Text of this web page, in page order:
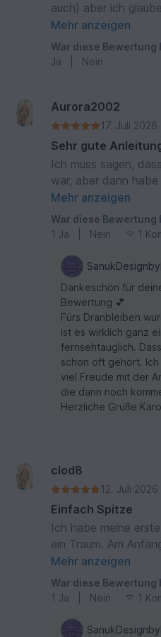
auch) aber ich
video dann
schon 10 mal wieder
schriftliche
Mehr anzeigen
War diese Bewertung
Ja
Nein
Aurora2002
17. Juli 2026
Sehr gute
Ich muss sagen,
war, aber dann
statt nachgedacht
geplatzt. Da hat
Video gut geholfen.
einen Fehler
wahrscheinlich
guckt halt immer drauf. Demnächst
nochmal eine
Bobbel hab ich
Mehr anzeigen
War diese Bewertung
1 Ja Nein 1
Dankeschön für
Bewertung 💕
Fürs Dranbleiben
ist es wirklich ganz
fernsehtauglich.
schon oft gehört.
viel Freude mit der
die dann noch
Herzliche Grüße
clod8
12. Juli 2026
Einfach Spitze
Ich habe meine
ein Traum. Am
Fehler mache, da
Aber das kommt
Anleitung mit Video
Mehr anzeigen
War diese Bewertung
1 Ja Nein 1